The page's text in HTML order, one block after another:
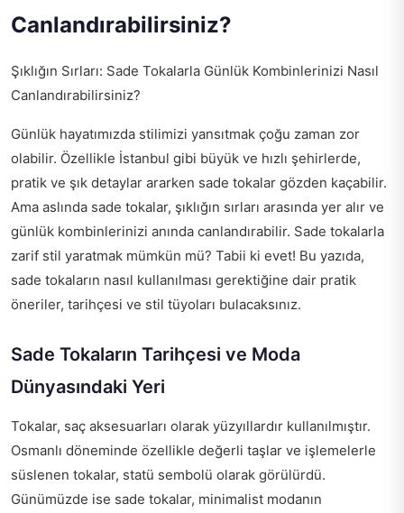
Canlandırabilirsiniz?
Şıklığın Sırları: Sade Tokalarla Günlük Kombinlerinizi Nasıl
Canlandırabilirsiniz?
Günlük hayatımızda stilimizi yansıtmak çoğu zaman zor
olabilir. Özellikle İstanbul gibi büyük ve hızlı şehirlerde,
pratik ve şık detaylar ararken sade tokalar gözden kaçabilir.
Ama aslında sade tokalar, şıklığın sırları arasında yer alır ve
günlük kombinlerinizi anında canlandırabilir. Sade tokalarla
zarif stil yaratmak mümkün mü? Tabii ki evet! Bu yazıda,
sade tokaların nasıl kullanılması gerektiğine dair pratik
öneriler, tarihçesi ve stil tüyoları bulacaksınız.
Sade Tokaların Tarihçesi ve Moda
Dünyasındaki Yeri
Tokalar, saç aksesuarları olarak yüzyıllardır kullanılmıştır.
Osmanlı döneminde özellikle değerli taşlar ve işlemelerle
süslenen tokalar, statü sembolü olarak görülürdü.
Günümüzde ise sade tokalar, minimalist modanın